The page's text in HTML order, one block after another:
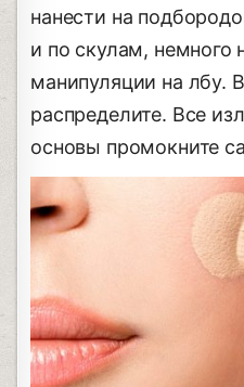
нанести на
и по скулам, немного
манипуляции на лбу.
распределите. Все
основы промокните